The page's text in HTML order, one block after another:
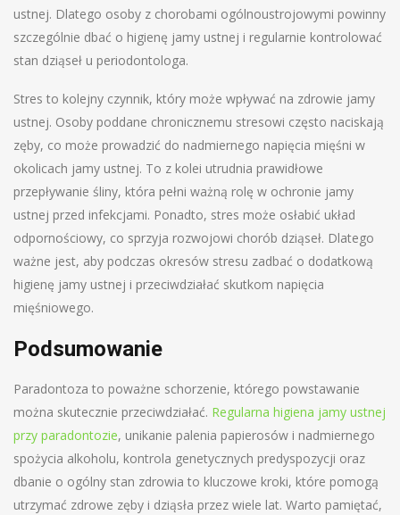
ustnej. Dlatego osoby z chorobami ogólnoustrojowymi powinny
szczególnie dbać o higienę jamy ustnej i regularnie kontrolować
stan dziąseł u periodontologa.
Stres to kolejny czynnik, który może wpływać na zdrowie jamy
ustnej. Osoby poddane chronicznemu stresowi często naciskają
zęby, co może prowadzić do nadmiernego napięcia mięśni w
okolicach jamy ustnej. To z kolei utrudnia prawidłowe
przepływanie śliny, która pełni ważną rolę w ochronie jamy
ustnej przed infekcjami. Ponadto, stres może osłabić układ
odpornościowy, co sprzyja rozwojowi chorób dziąseł. Dlatego
ważne jest, aby podczas okresów stresu zadbać o dodatkową
higienę jamy ustnej i przeciwdziałać skutkom napięcia
mięśniowego.
Podsumowanie
Paradontoza to poważne schorzenie, którego powstawanie
można skutecznie przeciwdziałać. Regularna higiena jamy ustnej
przy paradontozie, unikanie palenia papierosów i nadmiernego
spożycia alkoholu, kontrola genetycznych predyspozycji oraz
dbanie o ogólny stan zdrowia to kluczowe kroki, które pomogą
utrzymać zdrowe zęby i dziąsła przez wiele lat. Warto pamiętać,